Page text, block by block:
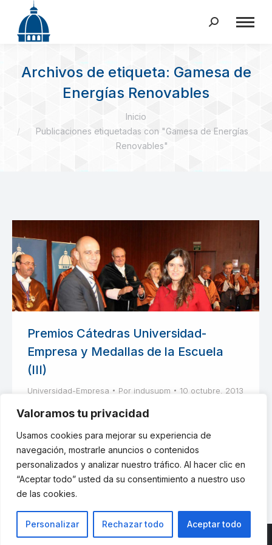
Valoramos tu privacidad
Usamos cookies para mejorar su experiencia de
navegación, mostrarle anuncios o contenidos
personalizados y analizar nuestro tráfico. Al hacer clic en
“Aceptar todo” usted da su consentimiento a nuestro uso
de las cookies.
Personalizar Rechazar todo Aceptar todo
Buscar:
Archivos de etiqueta: Gamesa de
Energías Renovables
Inicio
Publicaciones etiquetadas con "Gamesa de Energías
Renovables"
Premios Cátedras Universidad-
Empresa y Medallas de la Escuela
(III)
Universidad-Empresa Por indusupm 10 octubre, 2013
3er post sobre la ceremonia de entrega de
Universidad-Empresa y Medallas por Servicios
Prestados a la Escuela